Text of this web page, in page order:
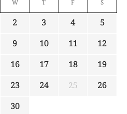
W T F S
2 3 4
5
9 10 11
12
16 17 18
19
23 24 25
26
30